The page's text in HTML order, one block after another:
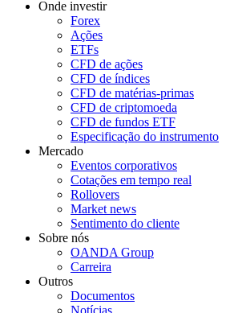
Onde investir
Forex
Ações
ETFs
CFD de ações
CFD de índices
CFD de matérias-primas
CFD de criptomoeda
CFD de fundos ETF
Especificação do instrumento
Mercado
Eventos corporativos
Cotações em tempo real
Rollovers
Market news
Sentimento do cliente
Sobre nós
OANDA Group
Carreira
Outros
Documentos
Notícias